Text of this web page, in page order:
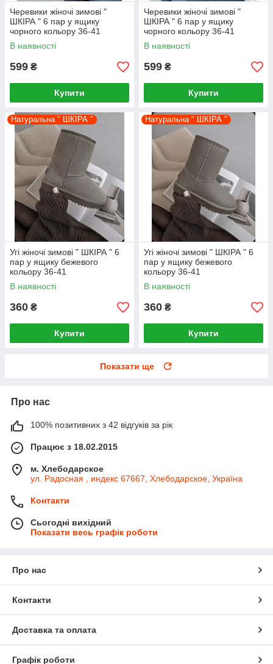
Черевики жіночі зимові "
ШКІРА " 6 пар у ящику
чорного кольору 36-41
В наявності
599 ₴
Купити
Черевики жіночі зимові "
ШКІРА " 6 пар у ящику
чорного кольору 36-41
В наявності
599 ₴
Купити
Натуральна " ШКІРА "
Угі жіночі зимові " ШКІРА " 6
пар у ящику бежевого
кольору 36-41
В наявності
360 ₴
Купити
Натуральна " ШКІРА "
Угі жіночі зимові " ШКІРА " 6
пар у ящику бежевого
кольору 36-41
В наявності
360 ₴
Купити
Показати ще
Про нас
100% позитивних з 42 відгуків за рік
Працює з 18.02.2015
м. Хлебодарское
ул. Радосная , индекс 67667, Хлебодарское, Україна
Контакти
Сьогодні вихідний
Показати весь графік роботи
Про нас
Контакти
Доставка та оплата
Графік роботи